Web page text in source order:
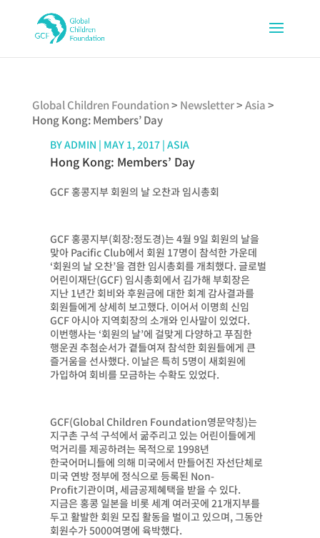
Global Children Foundation> Newsletter>Asia>
Hong Kong: Members’ Day
BYADMIN | MAY 1, 2017| ASIA
Hong Kong: Members’ Day
GCF 홍콩지부 회원의 날 오찬과 임시총회
GCF 홍콩지부(회장:정도경)는 4월 9일 회원의 날을
맞아 Pacific Club에서 회원 17명이 참석한 가운데
‘회원의 날 오찬’을 겸한 임시총회를 개최했다. 글로벌
어린이재단(GCF) 임시총회에서 김가해 부회장은
지난 1년간 회비와 후원금에 대한 회계 감사결과를
회원들에게 상세히 보고했다. 이어서 이명희 신임
GCF 아시아 지역회장의 소개와 인사말이 있었다.
이번행사는 ‘회원의 날’에 걸맞게 다양하고 푸짐한
행운권 추첨순서가 곁들여져 참석한 회원들에게 큰
즐거움을 선사했다. 이날은 특히 5명이 새회원에
가입하여 회비를 모금하는 수확도 있었다.
GCF(Global Children Foundation영문약칭)는
지구촌 구석 구석에서 굶주리고 있는 어린이들에게
먹거리를 제공하려는 목적으로 1998년
한국어머니들에 의해 미국에서 만들어진 자선단체로
미국 연방 정부에 정식으로 등록된 Non-
Profit기관이며, 세금공제혜택을 받을 수 있다.
지금은 홍콩 일본을 비롯 세계 여러곳에 21개지부를
두고 활발한 회원 모집 활동을 벌이고 있으며, 그동안
회원수가 5000여명에 육박했다.